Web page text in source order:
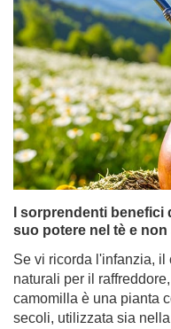
I sorprendenti benefici
suo potere nel tè e non
Se vi ricorda l'infanzia,
naturali per il
camomilla è una pianta
secoli, utilizzata sia